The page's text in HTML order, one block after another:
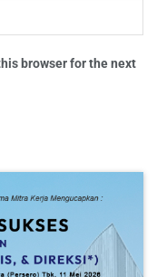
browser for the next